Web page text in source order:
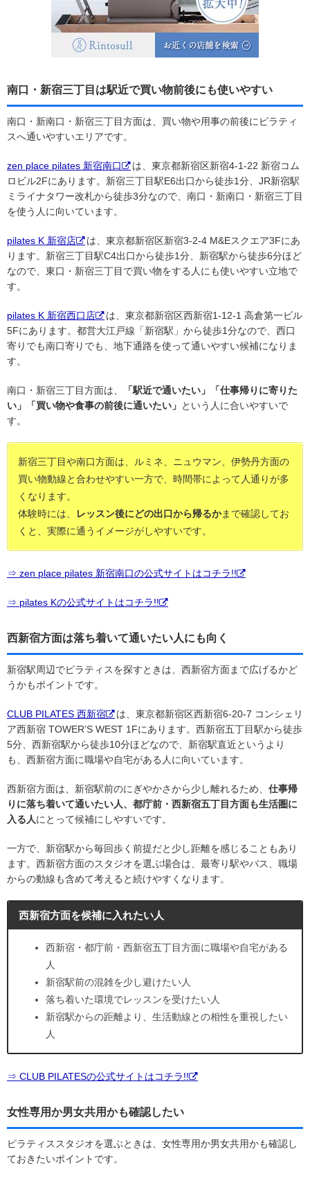
南口・新宿三丁目は駅近で買い物前後にも使いやすい
南口・新南口・新宿三丁目方面は、買い物や用事の前後にピラティ
スへ通いやすいエリアです。
zen place pilates 新宿南口
は、東京都新宿区新宿4-1-22 新宿コム
ロビル2Fにあります。新宿三丁目駅E6出口から徒歩1分、JR新宿駅
ミライナタワー改札から徒歩3分なので、南口・新南口・新宿三丁目
を使う人に向いています。
pilates K 新宿店
は、東京都新宿区新宿3-2-4 M&Eスクエア3Fにあ
ります。新宿三丁目駅C4出口から徒歩1分、新宿駅から徒歩6分ほど
なので、東口・新宿三丁目で買い物をする人にも使いやすい立地で
す。
pilates K 新宿西口店
は、東京都新宿区西新宿1-12-1 高倉第一ビル
5Fにあります。都営大江戸線「新宿駅」から徒歩1分なので、西口
寄りでも南口寄りでも、地下通路を使って通いやすい候補になりま
す。
南口・新宿三丁目方面は、
「駅近で通いたい」「仕事帰りに寄りた
い」「買い物や食事の前後に通いたい」 という人に合いやすいで
す。
新宿三丁目や南口方面は、ルミネ、ニュウマン、伊勢丹方面の
買い物動線と合わせやすい一方で、時間帯によって人通りが多
くなります。
体験時には、
レッスン後にどの出口から帰るかまで確認してお
くと、実際に通うイメージがしやすいです。
⇒ zen place pilates 新宿南口の公式サイトはコチラ!!
⇒ pilates Kの公式サイトはコチラ!!
西新宿方面は落ち着いて通いたい人にも向く
新宿駅周辺でピラティスを探すときは、西新宿方面まで広げるかど
うかもポイントです。
CLUB PILATES 西新宿
は、東京都新宿区西新宿6-20-7 コンシェリ
ア西新宿 TOWER’S WEST 1Fにあります。西新宿五丁目駅から徒歩
5分、西新宿駅から徒歩10分ほどなので、新宿駅直近というより
も、西新宿方面に職場や自宅がある人に向いています。
西新宿方面は、新宿駅前のにぎやかさから少し離れるため、 仕事帰
りに落ち着いて通いたい人、都庁前・西新宿五丁目方面も生活圏に
入る人にとって候補にしやすいです。
一方で、新宿駅から毎回歩く前提だと少し距離を感じることもあり
ます。西新宿方面のスタジオを選ぶ場合は、最寄り駅やバス、職場
からの動線も含めて考えると続けやすくなります。
西新宿方面を候補に入れたい人
西新宿・都庁前・西新宿五丁目方面に職場や自宅がある
人
新宿駅前の混雑を少し避けたい人
落ち着いた環境でレッスンを受けたい人
新宿駅からの距離より、生活動線との相性を重視したい
人
⇒ CLUB PILATESの公式サイトはコチラ!!
女性専用か男女共用かも確認したい
ピラティススタジオを選ぶときは、女性専用か男女共用かも確認し
ておきたいポイントです。